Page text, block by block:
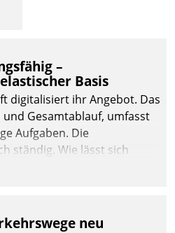
–
Basis
digitalisiert ihr Angebot. Das
Gesamtablauf, umfasst
Aufgaben. Die
ständig. Wie lässt sich
und zugleich Freiraum
neu